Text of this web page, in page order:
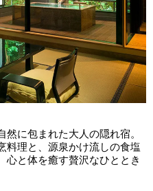
に包まれた大人の隠れ宿。
料理と、源泉かけ流しの食塩
心と体を癒す贅沢なひととき